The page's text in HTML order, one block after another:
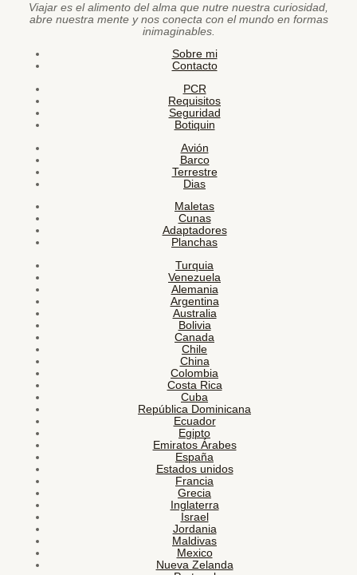
Viajar es el alimento del alma que nutre nuestra curiosidad,
abre nuestra mente y nos conecta con el mundo en formas
inimaginables.
Sobre mi
Contacto
PCR
Requisitos
Seguridad
Botiquin
Avión
Barco
Terrestre
Dias
Maletas
Cunas
Adaptadores
Planchas
Turquia
Venezuela
Alemania
Argentina
Australia
Bolivia
Canada
Chile
China
Colombia
Costa Rica
Cuba
República Dominicana
Ecuador
Egipto
Emiratos Árabes
España
Estados unidos
Francia
Grecia
Inglaterra
Israel
Jordania
Maldivas
Mexico
Nueva Zelanda